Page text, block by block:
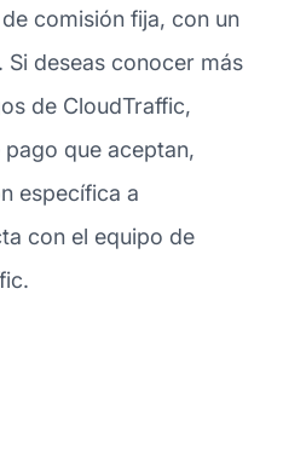
comisión fija, con un
Si deseas conocer más
de CloudTraffic,
que aceptan,
específica a
con el equipo de